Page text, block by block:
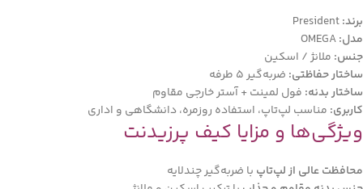
برند:
مدل:
جنس: ملانژ / اسکین
ساختار حفاظتی: ضربه‌گیر 5 طرفه
ساختار بدنه: فول لمینت + آستر خارجی مقاوم
کاربری: مناسب لپ‌تاپ، استفاده روزمره، دانشگاهی و اداری
ویژگی‌ها و مزایا کیف پرزیدنت
محافظت عالی از لپ‌تاپ با ضربه‌گیر چندلایه